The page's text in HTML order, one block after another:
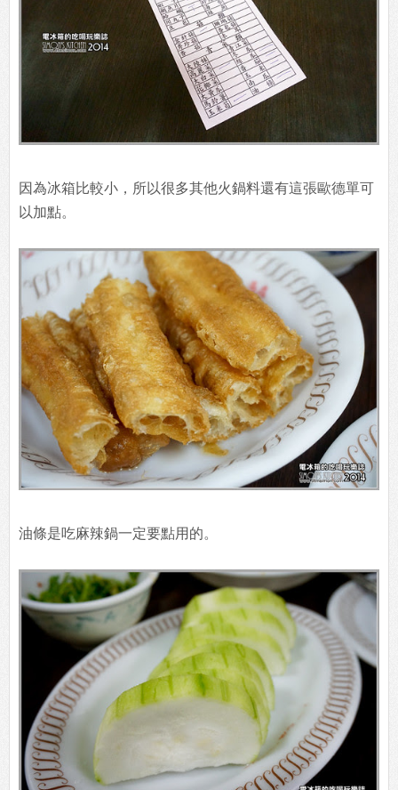
因為冰箱比較小，所以很多其他火鍋料還有這張歐德單可
以加點。
油條是吃麻辣鍋一定要點用的。